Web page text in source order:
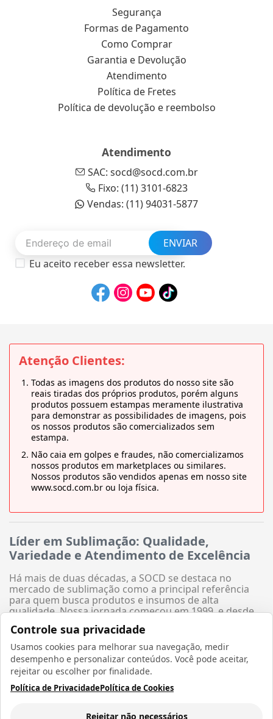
Controle sua privacidade
Usamos cookies para melhorar sua navegação, medir
desempenho e personalizar conteúdos. Você pode aceitar,
rejeitar ou escolher por finalidade.
Política de PrivacidadePolítica de Cookies
Rejeitar não necessários
Segurança
Formas de Pagamento
Como Comprar
Garantia e Devolução
Atendimento
Política de Fretes
Política de devolução e reembolso
Atendimento
SAC: socd@socd.com.br
Fixo: (11) 3101-6823
Vendas: (11) 94031-5877
ENVIAR
Eu aceito receber essa newsletter.
Atenção Clientes:
Todas as imagens dos produtos do nosso site são
reais tiradas dos próprios produtos, porém alguns
produtos possuem estampas meramente ilustrativa
para demonstrar as possibilidades de imagens, pois
os nossos produtos são comercializados sem
estampa.
Não caia em golpes e fraudes, não comercializamos
nossos produtos em marketplaces ou similares.
Nossos produtos são vendidos apenas em nosso site
www.socd.com.br ou loja física.
Líder em Sublimação: Qualidade,
Variedade e Atendimento de Excelência
Há mais de duas décadas, a SOCD se destaca no
mercado de sublimação como a principal referência
para quem busca produtos e insumos de alta
qualidade. Nossa jornada começou em 1999, e desde
então, temos dedicado nossos esforços para fornecer
o melhor para os empreendedores e entusiastas da
sublimação.
Produtos de Qualidade Inigualável
Um dos nossos principais diferenciais é a nossa
qualidade. Trabalhamos com as melhores marcas no